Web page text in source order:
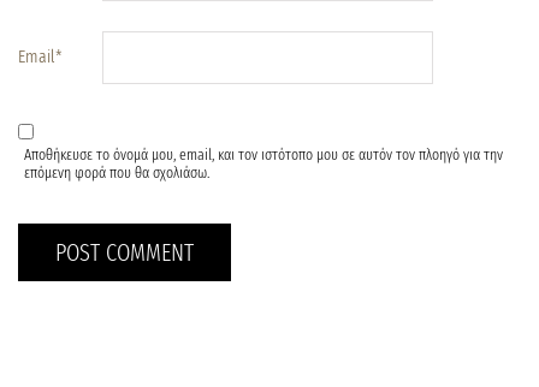
Email*
Αποθήκευσε το όνομά μου, email, και τον ιστότοπο μου σε αυτόν τον πλοηγό για την
επόμενη φορά που θα σχολιάσω.